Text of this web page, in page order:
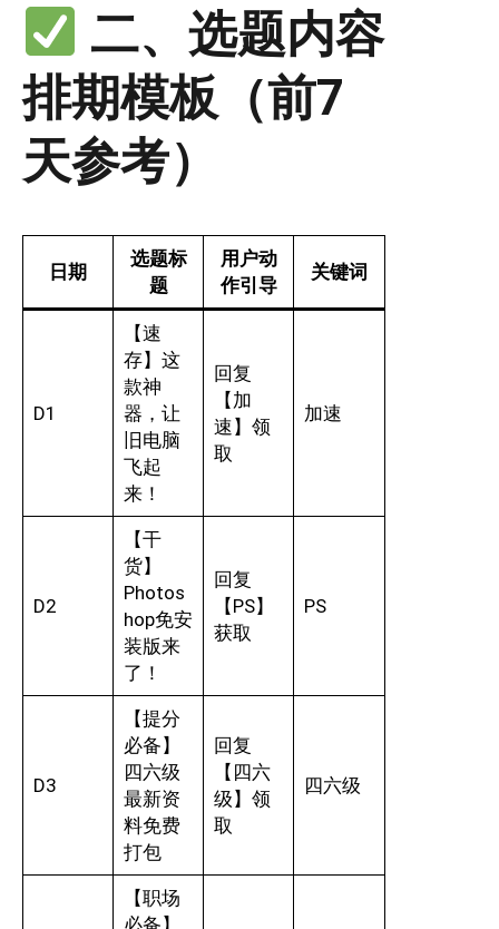
二、选题内容
排期模板（前7
天参考）
日期
选题标
题
用户动
作引导
关键词
D1
【速
存】这
款神
器，让
旧电脑
飞起
来！
回复
【加
速】领
取
加速
D2
【干
货】
Photos
hop免安
装版来
了！
回复
【PS】
获取
PS
D3
【提分
必备】
四六级
最新资
料免费
打包
回复
【四六
级】领
取
四六级
【职场
必备】